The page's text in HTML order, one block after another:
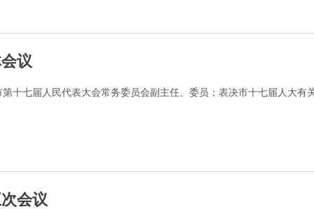
议
十七届人民代表大会常务委员会副主任、委员；表决市十七届人大有
会议